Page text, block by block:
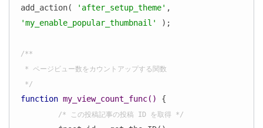
add_action( 'after_setup_theme'
'my_enable_popular_thumbnail'
);
/**
*/
function my_view_count_func() {
/* この投稿記事の投稿 ID を取得 */